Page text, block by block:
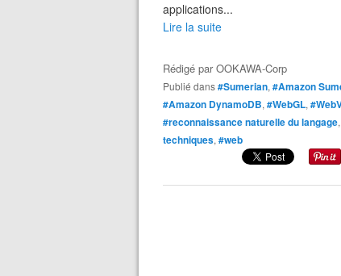
applications...
Lire la suite
Rédigé parOOKAWA-Corp
Publié dans#Sumerian, #Amazon
#Amazon DynamoDB, #WebGL,
#reconnaissance naturelle du langage,
techniques, #web